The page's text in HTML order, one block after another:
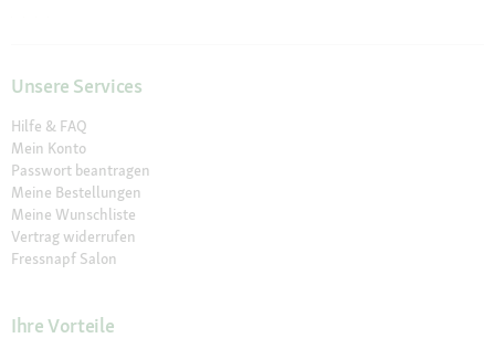
Unsere Services
Hilfe & FAQ
Mein Konto
Passwort beantragen
Meine Bestellungen
Meine Wunschliste
Vertrag widerrufen
Fressnapf Salon
Ihre Vorteile